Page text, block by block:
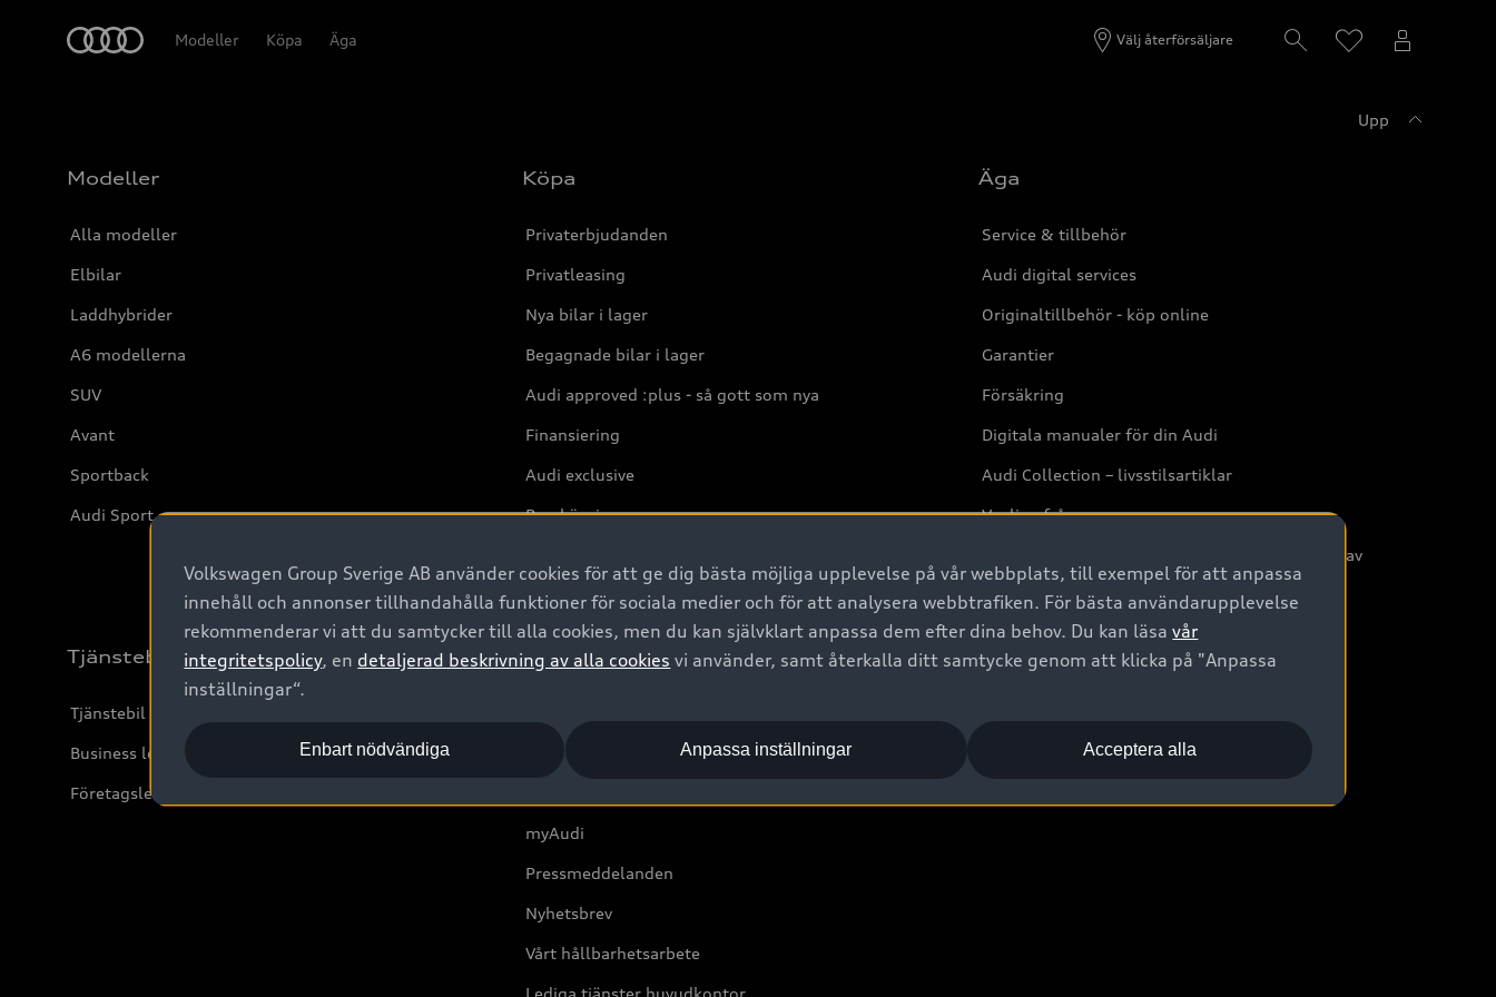
Modeller Köpa Äga Välj återförsäljare
Upp
Modeller
Alla modeller
Elbilar
Laddhybrider
A6 modellerna
SUV
Avant
Sportback
Audi Sport
Köpa
Privaterbjudanden
Privatleasing
Nya bilar i lager
Begagnade bilar i lager
Audi approved :plus - så gott som nya
Finansiering
Audi exclusive
Provkörning
Äga
Service & tillbehör
Audi digital services
Originaltillbehör - köp online
Garantier
Försäkring
Digitala manualer för din Audi
Audi Collection – livsstilsartiklar
Vanliga frågor
2G/3G nätet stängs ned - Hur påverkas min bil av
detta?
Tjänstebil
Tjänstebil
Business lease online
Företagsleasing
Om Audi Sverige
Boka Service online
myAudi
Pressmeddelanden
Nyhetsbrev
Vårt hållbarhetsarbete
Lediga tjänster huvudkontor
Volkswagen Group Sverige AB använder cookies för att ge dig bästa möjliga upplevelse på vår webbplats, till exempel för att anpassa
innehåll och annonser tillhandahålla funktioner för sociala medier och för att analysera webbtrafiken. För bästa användarupplevelse
rekommenderar vi att du samtycker till alla cookies, men du kan självklart anpassa dem efter dina behov. Du kan läsavår
integritetspolicy, en detaljerad beskrivning av alla cookies vi använder, samt återkalla ditt samtycke genom att klicka på "Anpassa
inställningar“.
Acceptera alla
Enbart nödvändiga Anpassa inställningar